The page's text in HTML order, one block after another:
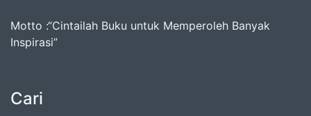
Motto :“Cintailah Buku untuk Memperoleh Banyak
Inspirasi”
Cari